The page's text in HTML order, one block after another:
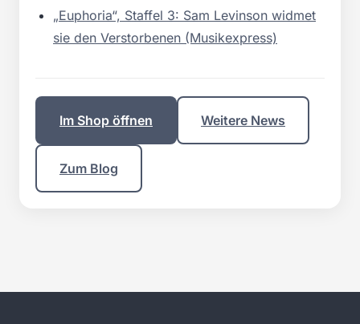
„Euphoria“, Staffel 3: Sam Levinson widmet
sie den Verstorbenen (Musikexpress)
Im Shop öffnen Weitere News
Zum Blog